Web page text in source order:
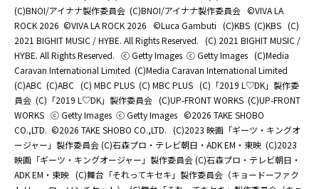
(C)BNOI/アイナナ製作委員会 (C)BNOI/アイナナ製作委員会 ©️VIVA LA
ROCK 2026 ©️VIVA LA ROCK 2026 ©Luca Gambuti (C)KBS (C)KBS (C)
2021 BIGHIT MUSIC / HYBE. All Rights Reserved. (C) 2021 BIGHIT MUSIC /
HYBE. All Rights Reserved. ⓒ Getty Images ⓒ Getty Images (C)Media
Caravan International Limited (C)Media Caravan International Limited
(C)ABC (C)ABC (C) MBC PLUS (C) MBC PLUS (C)「2019 L♡DK」製作委
員会 (C)「2019 L♡DK」製作委員会 (C)UP-FRONT WORKS (C)UP-FRONT
WORKS ⓒ Getty Images ⓒ Getty Images ©2026 TAKE SHOBO
CO.,LTD. ©2026 TAKE SHOBO CO.,LTD. (C)2023 映画「ギーツ・キングオ
ージャー」製作委員会 (C)石森プロ・テレビ朝日・ADK EM・東映 (C)2023
映画「ギーツ・キングオージャー」製作委員会 (C)石森プロ・テレビ朝日・
ADK EM・東映 (C)舞台「それってキセキ」製作委員会（キョードーファク